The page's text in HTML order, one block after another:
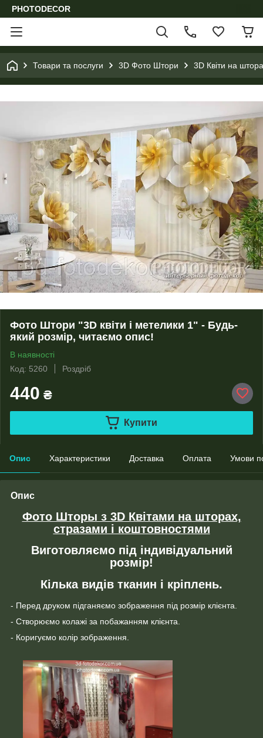
PHOTODECOR
Товари та послуги 3D Фото Штори 3D Квіти на
Фото Штори "3D квіти і метелики 1" - Будь-
який розмір, читаємо опис!
В наявності
Код: 5260
Роздріб
440 ₴
Купити
Опис Характеристики Доставка Оплата Умови
Опис
Фото Шторы з 3D Квітами на шторах,
стразами і коштовностями
Виготовляємо під індивідуальний
розмір!
Кілька видів тканин і кріплень.
- Перед друком підганяємо зображення під розмір клієнта.
- Створюємо колажі за побажанням клієнта.
- Коригуємо колір зображення.